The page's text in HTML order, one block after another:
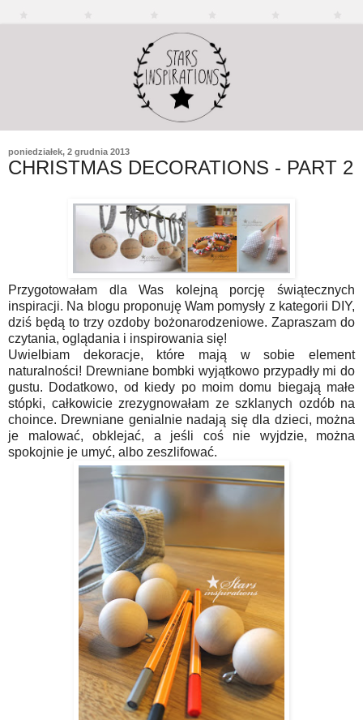
poniedziałek, 2 grudnia 2013
CHRISTMAS DECORATIONS - PART 2
Przygotowałam dla Was kolejną porcję świątecznych
inspiracji. Na blogu proponuję Wam pomysły z kategorii DIY,
dziś będą to trzy ozdoby bożonarodzeniowe. Zapraszam do
czytania, oglądania i inspirowania się!
Uwielbiam dekoracje, które mają w sobie element
naturalności! Drewniane bombki wyjątkowo przypadły mi do
gustu. Dodatkowo, od kiedy po moim domu biegają małe
stópki, całkowicie zrezygnowałam ze szklanych ozdób na
choince. Drewniane genialnie nadają się dla dzieci, można
je malować, obklejać, a jeśli coś nie wyjdzie, można
spokojnie je umyć, albo zeszlifować.